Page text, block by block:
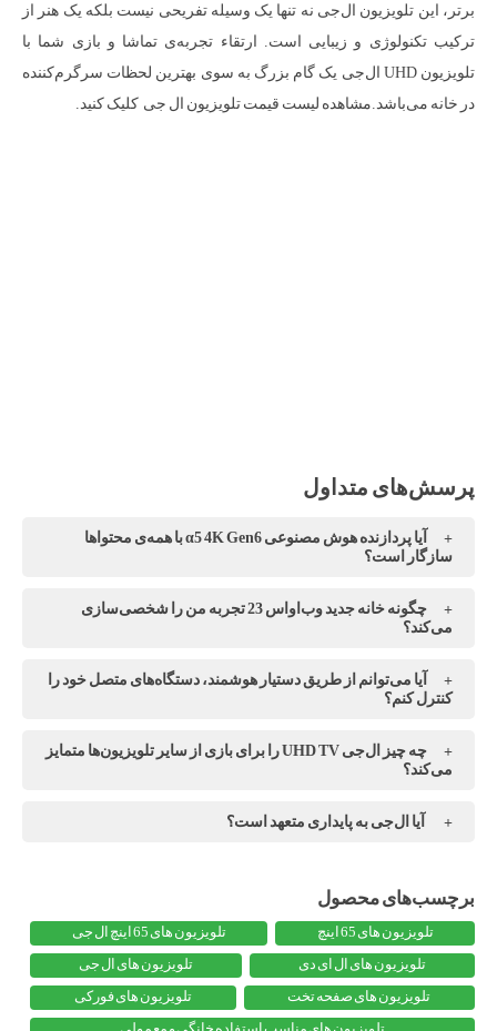
برتر، این تلویزیون ال‌جی نه تنها یک وسیله تفریحی نیست بلکه یک هنر از
ترکیب تکنولوژی و زیبایی است. ارتقاء تجربه‌ی تماشا و بازی شما با
تلویزیون UHD ال‌جی یک گام بزرگ به سوی بهترین لحظات سرگرم‌کننده
در خانه می‌باشد.مشاهده لیست قیمت تلویزیون ال جی کلیک کنید.
آیا پردازنده هوش مصنوعی α5 4K Gen6 با همه‌ی محتواها
سازگار است؟
چگونه خانه جدید وب‌اواس 23 تجربه من را شخصی‌سازی
می‌کند؟
آیا می‌توانم از طریق دستیار هوشمند، دستگاه‌های متصل خود را
کنترل کنم؟
چه چیز ال‌جی UHD TV را برای بازی از سایر تلویزیون‌ها متمایز
می‌کند؟
آیا ال‌جی به پایداری متعهد است؟
تلویزیون های 65 اینچ
تلویزیون های 65 اینچ ال جی
تلویزیون های ال ای دی
تلویزیون های ال جی
تلویزیون های صفحه تخت
تلویزیون های فورکی